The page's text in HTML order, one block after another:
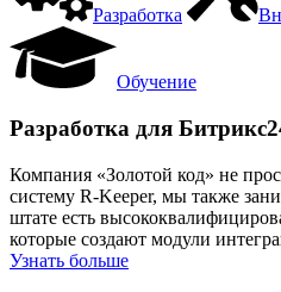
Разработка
Обучение
Разработка для
Компания «Золотой код» не
систему R-Keeper, мы также
штате есть
которые создают модули
Узнать больше